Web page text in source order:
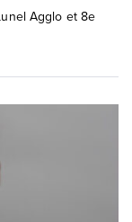
Agglo et 8e